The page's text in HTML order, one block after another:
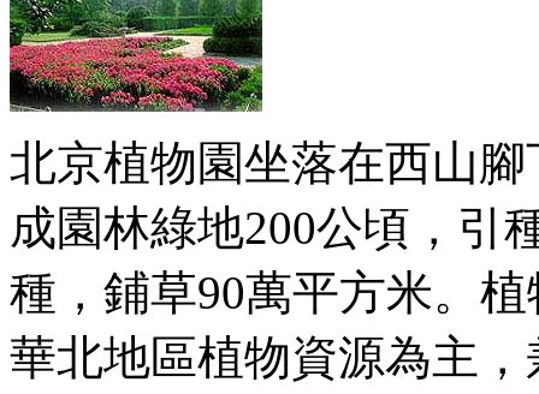
北京植物園坐落在西山
成園林綠地200公頃，引
種，鋪草90萬平方米。
華北地區植物資源為主